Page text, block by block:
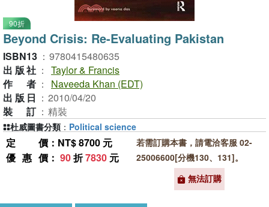
90折
Beyond Crisis: Re-Evaluating Pakistan
ISBN13 ： 9780415480635
出版社 ： Taylor & Francis
作者 ：
Naveeda Khan (EDT)
出版日 ： 2010/04/20
裝訂 ： 精裝
定價 ：NT$ 8700 元
優惠價 ： 90折7830 元
若需訂購本書，請電洽客服 02-
25006600[分機130、131]。
無法訂購
杜威圖書分類 ： Political science